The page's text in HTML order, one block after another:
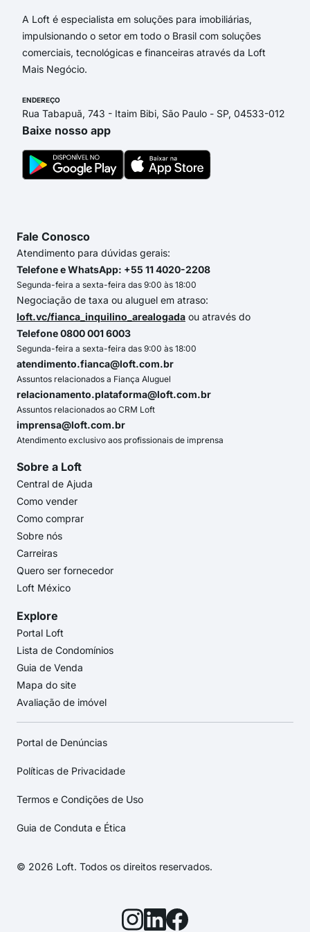
A Loft é especialista em soluções para imobiliárias,
impulsionando o setor em todo o Brasil com soluções
comerciais, tecnológicas e financeiras através da Loft
Mais Negócio.
ENDEREÇO
Rua Tabapuã, 743 - Itaim Bibi, São Paulo - SP, 04533-012
Baixe nosso app
Fale Conosco
Atendimento para dúvidas gerais:
Telefone e WhatsApp: +55 11 4020-2208
Segunda-feira a sexta-feira das 9:00 às 18:00
Negociação de taxa ou aluguel em atraso:
loft.vc/fianca_inquilino_arealogada ou através do
Telefone 0800 001 6003
Segunda-feira a sexta-feira das 9:00 às 18:00
atendimento.fianca@loft.com.br
Assuntos relacionados a Fiança Aluguel
relacionamento.plataforma@loft.com.br
Assuntos relacionados ao CRM Loft
imprensa@loft.com.br
Atendimento exclusivo aos profissionais de imprensa
Sobre a Loft
Central de Ajuda
Como vender
Como comprar
Sobre nós
Carreiras
Quero ser fornecedor
Loft México
Explore
Portal Loft
Lista de Condomínios
Guia de Venda
Mapa do site
Avaliação de imóvel
Portal de Denúncias
Políticas de Privacidade
Termos e Condições de Uso
Guia de Conduta e Ética
© 2026 Loft. Todos os direitos reservados.